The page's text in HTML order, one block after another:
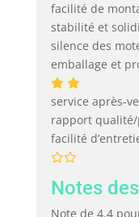
facilité de
stabilité et
silence des
emballage et
service après-
rapport
facilité
Notes
Note de 4.4